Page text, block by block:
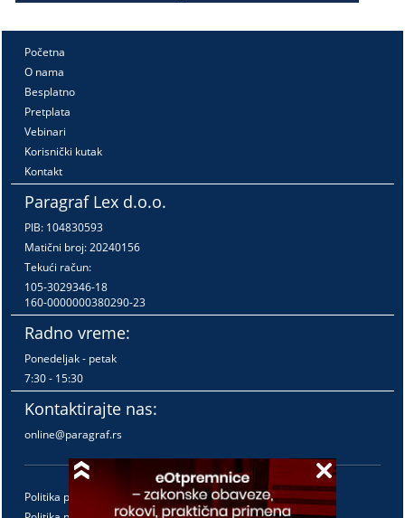
Početna
O nama
Besplatno
Pretplata
Vebinari
Korisnički kutak
Kontakt
Paragraf Lex d.o.o.
PIB: 104830593
Matični broj: 20240156
Tekući račun:
105-3029346-18
160-0000000380290-23
Radno vreme:
Ponedeljak - petak
7:30 - 15:30
Kontaktirajte nas:
online@paragraf.rs
Politika privatnosti